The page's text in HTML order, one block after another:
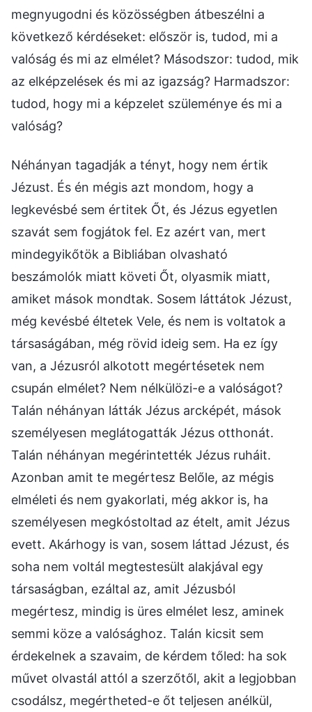
megnyugodni és közösségben átbeszélni a
következő kérdéseket: először is, tudod, mi a
valóság és mi az elmélet? Másodszor: tudod, mik
az elképzelések és mi az igazság? Harmadszor:
tudod, hogy mi a képzelet szüleménye és mi a
valóság?
Néhányan tagadják a tényt, hogy nem értik
Jézust. És én mégis azt mondom, hogy a
legkevésbé sem értitek Őt, és Jézus egyetlen
szavát sem fogjátok fel. Ez azért van, mert
mindegyikőtök a Bibliában olvasható
beszámolók miatt követi Őt, olyasmik miatt,
amiket mások mondtak. Sosem láttátok Jézust,
még kevésbé éltetek Vele, és nem is voltatok a
társaságában, még rövid ideig sem. Ha ez így
van, a Jézusról alkotott megértésetek nem
csupán elmélet? Nem nélkülözi-e a valóságot?
Talán néhányan látták Jézus arcképét, mások
személyesen meglátogatták Jézus otthonát.
Talán néhányan megérintették Jézus ruháit.
Azonban amit te megértesz Belőle, az mégis
elméleti és nem gyakorlati, még akkor is, ha
személyesen megkóstoltad az ételt, amit Jézus
evett. Akárhogy is van, sosem láttad Jézust, és
soha nem voltál megtestesült alakjával egy
társaságban, ezáltal az, amit Jézusból
megértesz, mindig is üres elmélet lesz, aminek
semmi köze a valósághoz. Talán kicsit sem
érdekelnek a szavaim, de kérdem tőled: ha sok
művet olvastál attól a szerzőtől, akit a legjobban
csodálsz, megértheted-e őt teljesen anélkül,